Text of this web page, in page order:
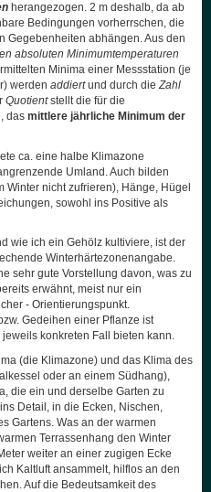
herangezogen. 2 m deshalb, da ab
Bedingungen vorherrschen, die
Gegebenheiten abhängen. Aus den
absoluten Minimumtemperaturen
Minima einer Messstation (je
werden addiertund durch dieZahl
Quotientstellt die für die
das mittlere jährliche Minimum der
ca. eine halbe Klimazone
Umland. Auch bilden
Winter nicht zufrieren), Hänge, Hügel
sowohl ins Positive als
wie ich ein Gehölz kultiviere, ist der
Winterhärtezonenangabe.
sehr gute Vorstellung davon, was zu
erwähnt, meist nur ein
- Orientierungspunkt.
Gedeihen einer Pflanze ist
jeweils konkreten Fall bieten kann.
(die Klimazone) und das Klima des
oder an einem Südhang),
die ein und derselbe Garten zu
Detail, in die Ecken, Nischen,
Gartens. Was an der warmen
Terrassenhang den Winter
weiter an einer zugigen Ecke
Kaltluft ansammelt, hilflos an den
Auf die Bedeutsamkeit des